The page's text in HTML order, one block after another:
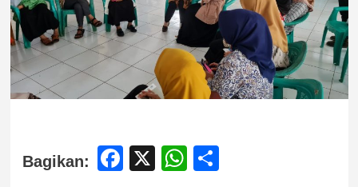
Bagikan: Facebook
X WhatsApp